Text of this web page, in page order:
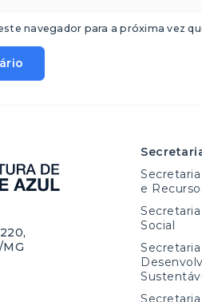
navegador para a próxima vez
e
Social